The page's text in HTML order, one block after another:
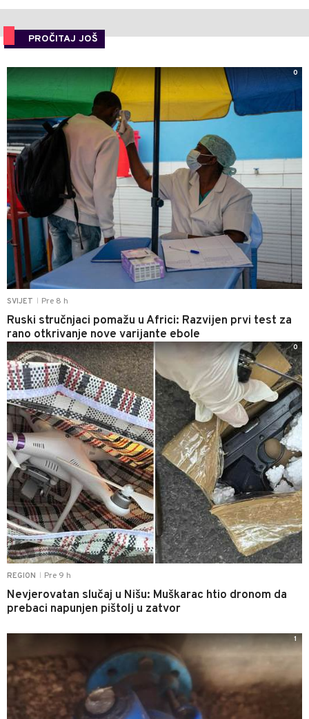
PROČITAJ JOŠ
SVIJET Pre 8 h
Ruski stručnjaci pomažu u Africi: Razvijen prvi test za
rano otkrivanje nove varijante ebole
0
REGION Pre 9 h
Nevjerovatan slučaj u Nišu: Muškarac htio dronom da
prebaci napunjen pištolj u zatvor
0
1